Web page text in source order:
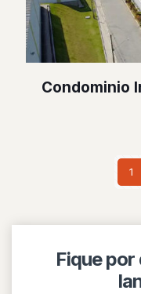
Condominio
1
Fique